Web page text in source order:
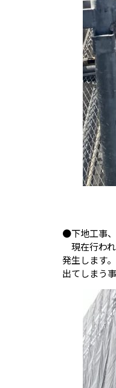
●下地工事
現在行わ
発生します
出てしまう